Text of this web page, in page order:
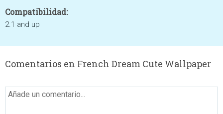
Compatibilidad:
2.1 and up
Comentarios en French Dream Cute Wallpaper